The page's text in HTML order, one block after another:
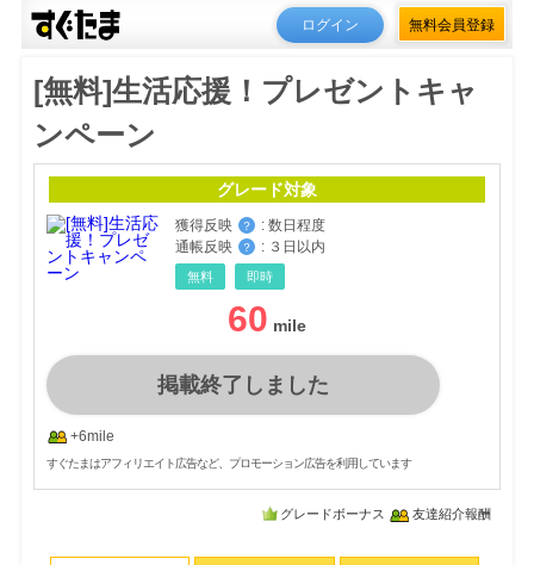
ログイン 無料会員登録
[無料]生活応援！プレゼントキャ
ンペーン
グレード対象
獲得反映 ？ : 数日程度
通帳反映
？ : ３日以内
無料 即時
60
掲載終了しました
+6mile
すぐたまはアフィリエイト広告など、プロモーション広告を利用しています
グレードボーナス 友達紹介報酬